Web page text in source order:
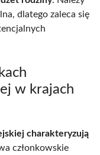
dlatego zaleca się
w krajach
charakteryzują
członkowskie